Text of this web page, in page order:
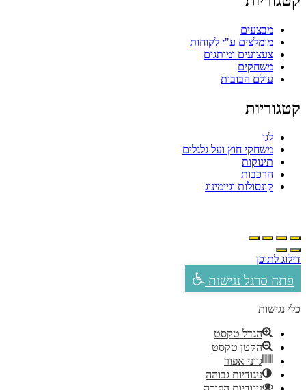
מבצעים
מומלצים ע"י לקוחות
צעצועים ומותגים
משחקים
עולם הבובות
לגו
משחקי חוץ ועל גלגלים
תינוקות
הרכבות
קונסולות וגיימיניג
לתוכן
פתח סרגל נגישות
נגישות
הגדל טקסט
הקטן טקסט
גווני אפור
ניגודיות גבוהה